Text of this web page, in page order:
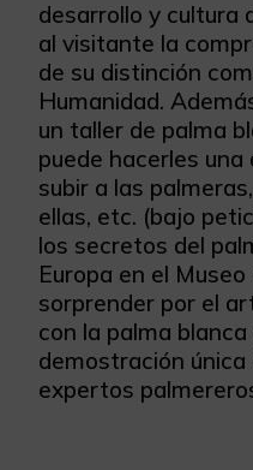
desarrollo y cultura
al visitante la
de su distinción
Humanidad.
un taller de palma
puede hacerles
subir a las
ellas, etc. (bajo
los secretos del
Europa en el
sorprender por el
con la palma
demostración
expertos